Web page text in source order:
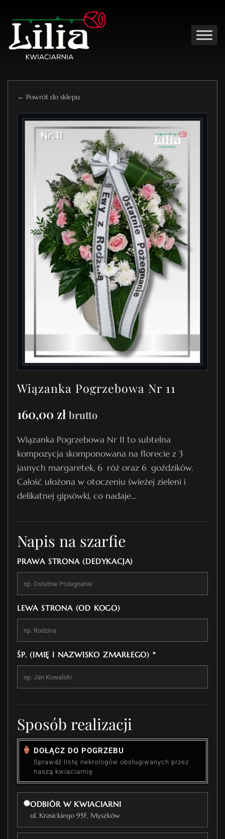
← Powrót do sklepu
Wiązanka Pogrzebowa Nr 11
160,00 zł brutto
Wiązanka Pogrzebowa Nr 11 to subtelna
kompozycja skomponowana na florecie z 3
jasnych margaretek, 6 róż oraz 6 goździków.
Całość ułożona w otoczeniu świeżej zieleni i
delikatnej gipsówki, co nadaje…
Napis na szarfie
PRAWA STRONA (DEDYKACJA)
LEWA STRONA (OD KOGO)
ŚP. (IMIĘ I NAZWISKO ZMARŁEGO) *
Sposób realizacji
DOŁĄCZ DO POGRZEBU
Sprawdź listę nekrologów obsługiwanych przez
naszą kwiaciarnię.
ODBIÓR W KWIACIARNI
ul. Krasickiego 95F, Myszków